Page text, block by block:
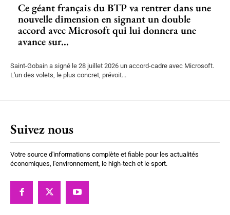
Ce géant français du BTP va rentrer dans une
nouvelle dimension en signant un double
accord avec Microsoft qui lui donnera une
avance sur...
Saint-Gobain a signé le 28 juillet 2026 un accord-cadre avec Microsoft.
L'un des volets, le plus concret, prévoit...
Suivez nous
Votre source d'informations complète et fiable pour les actualités
économiques, l'environnement, le high-tech et le sport.